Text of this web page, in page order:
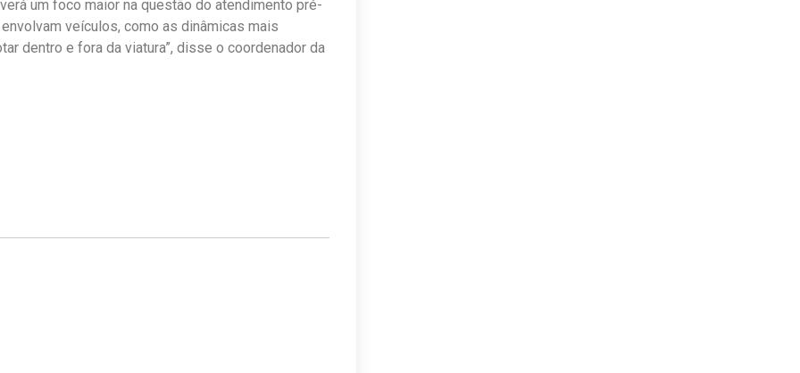
um foco maior na questão do atendimento pré-
veículos, como as dinâmicas mais
dentro e fora da viatura”, disse o coordenador da